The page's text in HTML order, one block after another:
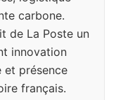
carbone.
de La Poste un
innovation
et présence
français.